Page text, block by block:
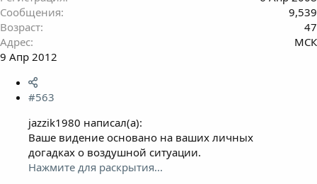
Сообщения
9,539
Возраст
47
Адрес
МСК
9 Апр 2012
#563
jazzik1980 написал(а):
Ваше видение основано на ваших личных
догадках о воздушной ситуации.
Нажмите для раскрытия...